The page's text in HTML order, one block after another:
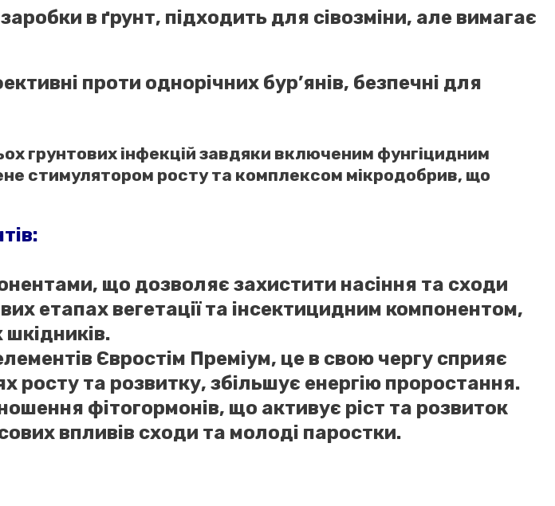
в ґрунт, підходить для сівозміни, але вимагає
проти однорічних бур’янів, безпечні для
грунтових інфекцій завдяки включеним фунгіцидним
стимулятором росту та комплексом мікродобрив, що
що дозволяє захистити насіння та сходи
етапах вегетації та інсектицидним компонентом,
Євростім Преміум, це в свою чергу сприяє
та розвитку, збільшує енергію проростання.
фітогормонів, що активує ріст та розвиток
впливів сходи та молоді паростки.